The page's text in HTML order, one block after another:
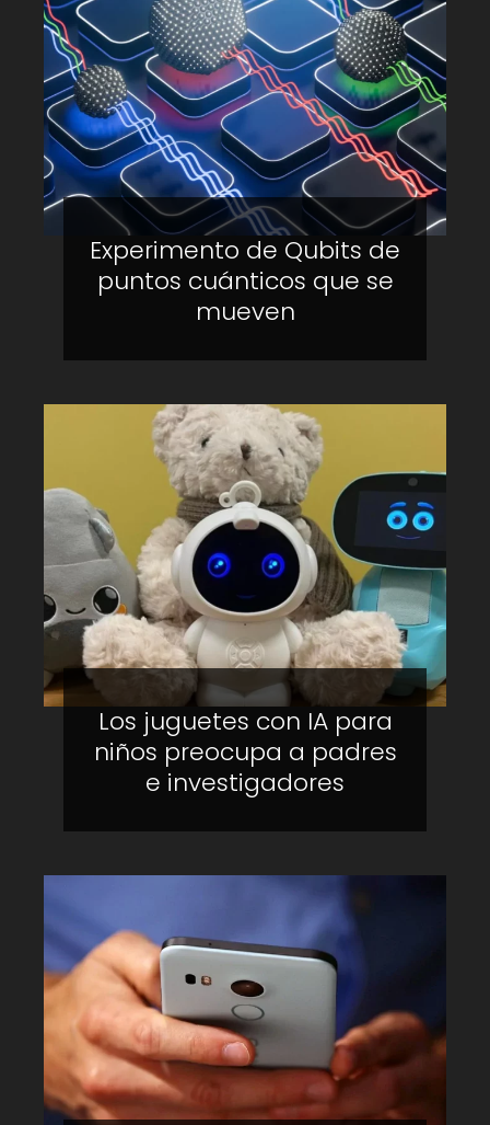
Experimento de Qubits de
puntos cuánticos que se
mueven
Los juguetes con IA para
niños preocupa a padres
e investigadores